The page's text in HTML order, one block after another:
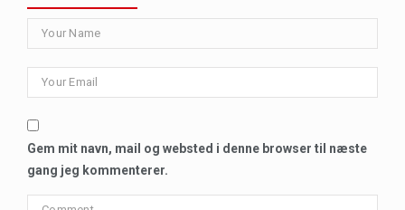
Gem mit navn, mail og websted i denne browser til næste
gang jeg kommenterer.